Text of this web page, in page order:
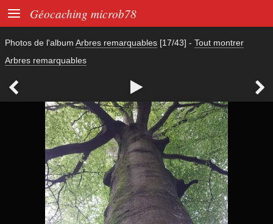
 Géocaching microb78
Photos de l'album Arbres remarquables [17/43] - Tout montrer
Arbres remarquables
  